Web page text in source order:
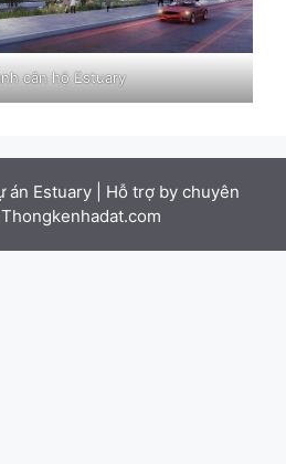
căn hộ Estuary
án Estuary | Hỗ trợ by chuyên
Thongkenhadat.com